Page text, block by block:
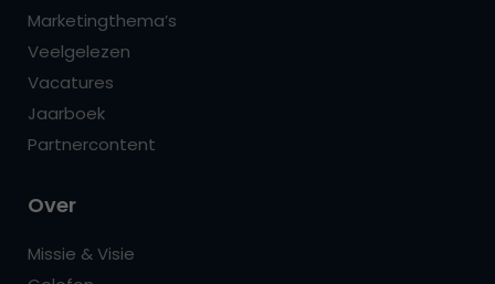
Marketingthema’s
Veelgelezen
Vacatures
Jaarboek
Partnercontent
Over
Missie & Visie